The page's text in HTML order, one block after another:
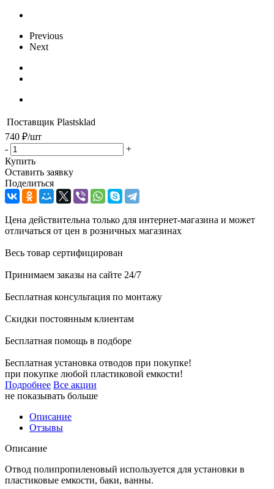
Previous
Next
Поставщик Plastsklad
740 ₽/шт
-
+
Купить
Оставить заявку
Поделиться
Цена действительна только для интернет-магазина и может
отличаться от цен в розничных магазинах
Весь товар сертифицирован
Принимаем заказы на сайте 24/7
Бесплатная консультация по монтажу
Скидки постоянным клиентам
Бесплатная помощь в подборе
Бесплатная установка отводов при покупке!
при покупке любой пластиковой емкости!
Подробнее Все акции
не показывать больше
Описание
Отзывы
Описание
Отвод полипропиленовый используется для установки в
пластиковые емкости, баки, ванны.